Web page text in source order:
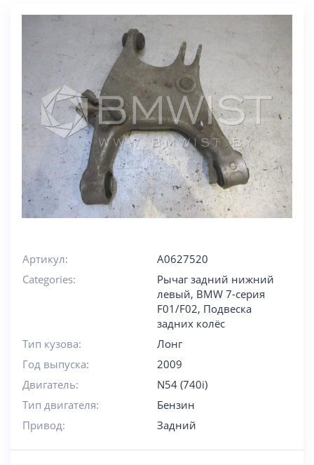
Артикул:
A0627520
Categories:
Рычаг задний нижний
левый, BMW 7-серия
F01/F02, Подвеска
задних колёс
Тип кузова:
Лонг
Год выпуска:
2009
Двигатель:
N54 (740i)
Тип двигателя:
Бензин
Привод:
Задний